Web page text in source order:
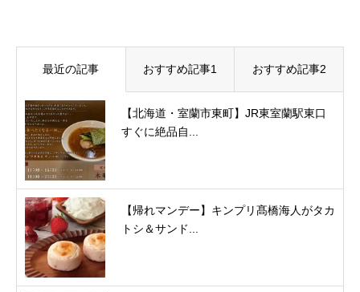
最近の記事 おすすめ記事1 おすすめ記事2
【北海道・室蘭市東町】JR東室蘭駅東口
すぐに絶品自...
【帰れマンデー】キンプリ髙橋海人がタカ
トシ＆サンド...